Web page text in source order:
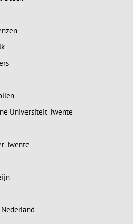
Universiteit Twente
Twente